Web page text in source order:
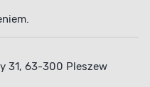
31, 63-300 Pleszew